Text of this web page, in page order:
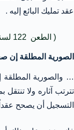
عقد تمليك البائع إليه .
( الطعن 122 لسنة 71 ق جلسة 5/3 /2001 – لم ينشر بعد )
الصورية المطلقة إن
… والصورية المطلقة
تترتب آثاره ولا
التسجيل أن يصحح